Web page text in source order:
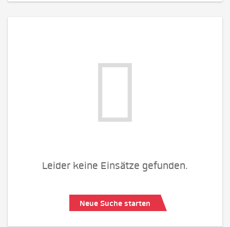
Leider keine Einsätze gefunden.
Neue Suche starten